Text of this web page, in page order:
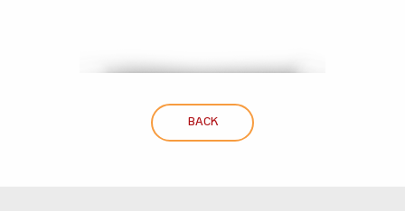
BACK